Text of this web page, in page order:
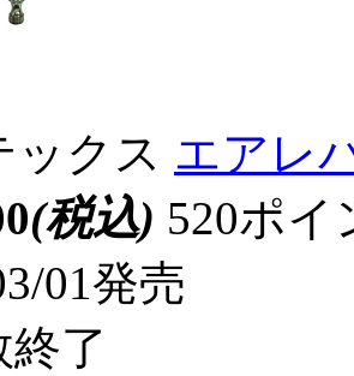
ックス エアレ
(税込) 520ポ
01発売
終了